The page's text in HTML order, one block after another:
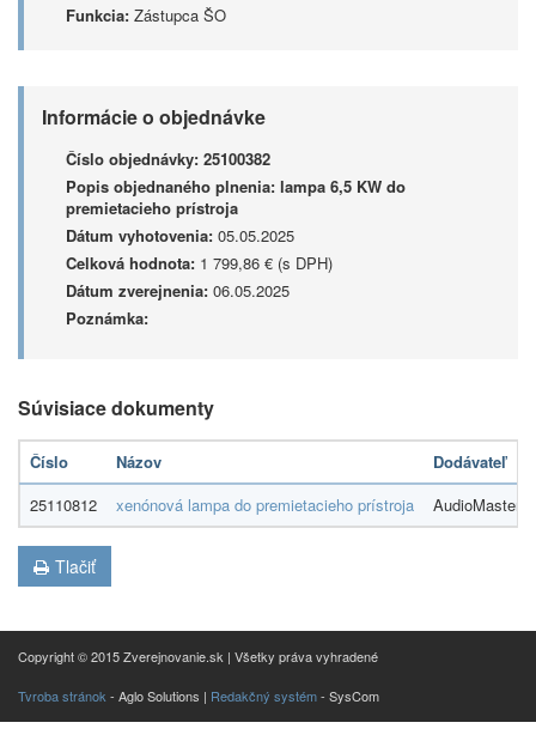
Funkcia: Zástupca ŠO
Informácie o objednávke
Číslo objednávky: 25100382
Popis objednaného plnenia: lampa 6,5 KW do
premietacieho prístroja
Dátum vyhotovenia: 05.05.2025
Celková hodnota: 1 799,86 € (s DPH)
Dátum zverejnenia: 06.05.2025
Poznámka:
Súvisiace dokumenty
Číslo Názov
Dodávateľ
25110812
xenónová lampa do premietacieho prístroja AudioMaster
Tlačiť
Copyright © 2015 Zverejnovanie.sk | Všetky práva vyhradené
Tvroba stránok - Aglo Solutions | Redakčný systém- SysCom